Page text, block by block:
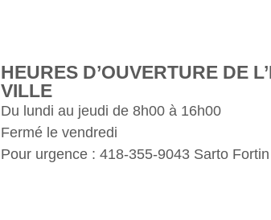
HEURES D’OUVERTURE DE
VILLE
Du lundi au jeudi de 8h00 à 16h00
Fermé le vendredi
Pour urgence : 418-355-9043 Sarto Fortin